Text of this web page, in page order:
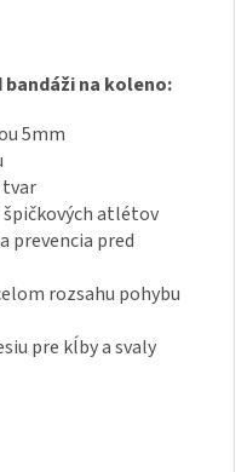
bandáži na koleno:
5mm
špičkových atlétov
prevencia pred
rozsahu pohybu
pre kĺby a svaly